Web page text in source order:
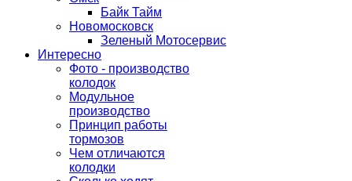
Байк Тайм
Новомосковск
Зеленый Мотосервис
Интересно
Фото - производство
колодок
Модульное
производство
Принцип работы
тормозов
Чем отличаются
колодки